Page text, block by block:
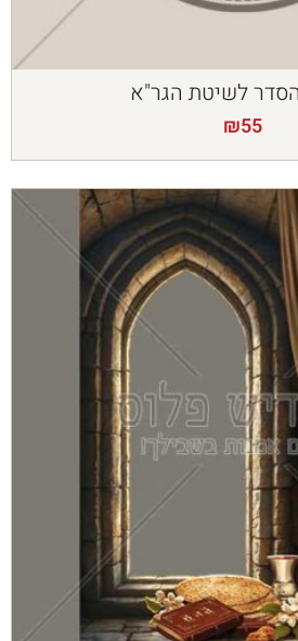
לשיטת הגר"א
₪55